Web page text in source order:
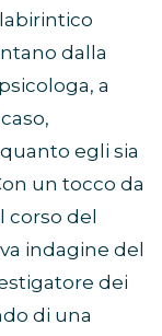
dalla
a
egli sia
un tocco da
del
indagine del
dei
di una